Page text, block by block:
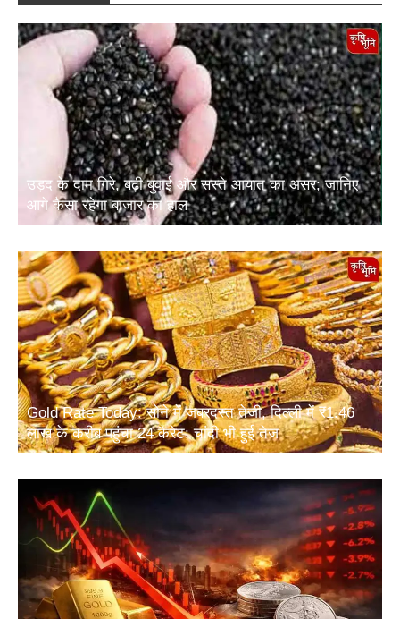
उड़द के दाम गिरे, बढ़ी बुवाई और सस्ते आयात का असर; जानिए
आगे कैसा रहेगा बाजार का हाल
Gold Rate Today: सोने में जबरदस्त तेजी, दिल्ली में ₹1.46
लाख के करीब पहुंचा 24 कैरेट; चांदी भी हुई तेज